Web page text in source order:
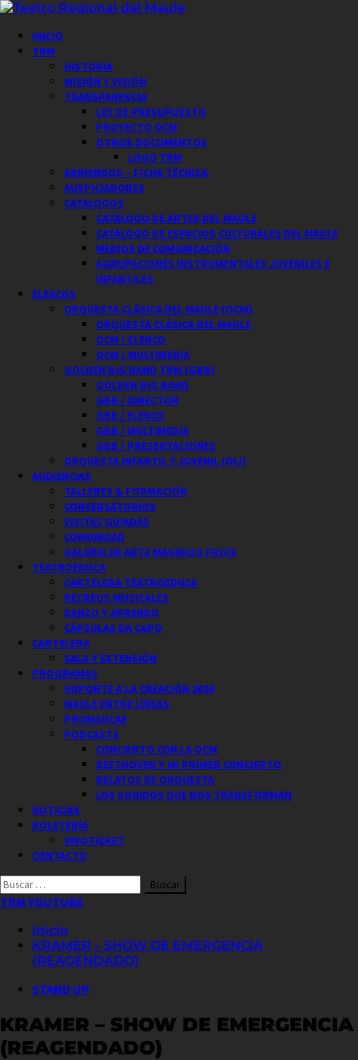
Saltar
contenido
Menú
principal
INICIO
TRM
HISTORIA
MISIÓN Y VISIÓN
TRANSPARENCIA
LEY DE PRESUPUESTO
PROYECTO OCM
OTROS DOCUMENTOS
LOGO TRM
ARRIENDOS – FICHA TÉCNICA
AUSPICIADORES
CATÁLOGOS
CATÁLOGO DE ARTES DEL MAULE
CATÁLOGO DE ESPACIOS CULTURALES DEL MAULE
MEDIOS DE COMUNICACIÓN
AGRUPACIONES INSTRUMENTALES JUVENILES E
INFANTILES
ELENCOS
ORQUESTA CLÁSICA DEL MAULE (OCM)
ORQUESTA CLÁSICA DEL MAULE
OCM / ELENCO
OCM / MULTIMEDIA
GOLDEN BIG BAND TRM (GBB)
GOLDEN BIG BAND
GBB / DIRECTOR
GBB / ELENCO
GBB / MULTIMEDIA
GBB / PRESENTACIONES
ORQUESTA INFANTIL Y JUVENIL (OIJ)
AUDIENCIAS
TALLERES & FORMACIÓN
CONVERSATORIOS
VISITAS GUIADAS
COMUNIDAD
GALERIA DE ARTE MAURICIO FROIS
TEATROEDUCA
CARTELERA TEATROEDUCA
RECREOS MUSICALES
DANZO Y APRENDO
CÁPSULAS DA CAPO
CARTELERA
SALA Y EXTENSIÓN
PROGRAMAS
SOPORTE A LA CREACIÓN 2026
MAULE ENTRE LÍNEAS
PROMAUCAE
PODCASTS
CONCIERTO CON LA OCM
BEETHOVEN Y MI PRIMER CONCIERTO
RELATOS DE ORQUESTA
LOS SONIDOS QUE NOS TRANSFORMAN
NOTICIAS
BOLETERÍA
VIVOTICKET
CONTACTO
Buscar
por:
TRM YOUTUBE
Inicio
KRAMER – SHOW DE EMERGENCIA
(REAGENDADO)
STAND UP
KRAMER – SHOW DE EMERGENCIA
(REAGENDADO)